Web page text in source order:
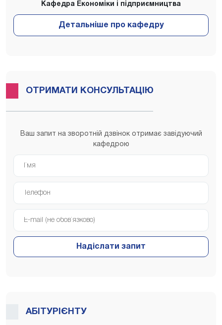
Кафедра Економіки і підприємництва
ОТРИМАТИ КОНСУЛЬТАЦІЮ
Ваш запит на зворотній дзвінок отримає завідуючий
кафедрою
Надіслати запит
АБІТУРІЄНТУ